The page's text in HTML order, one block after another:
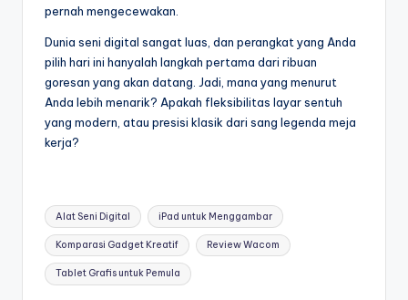
pernah mengecewakan.
Dunia seni digital sangat luas, dan perangkat yang Anda
pilih hari ini hanyalah langkah pertama dari ribuan
goresan yang akan datang. Jadi, mana yang menurut
Anda lebih menarik? Apakah fleksibilitas layar sentuh
yang modern, atau presisi klasik dari sang legenda meja
kerja?
Tags:
Alat Seni Digital iPad untuk Menggambar
Komparasi Gadget Kreatif Review Wacom
Tablet Grafis untuk Pemula